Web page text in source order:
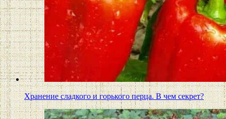
Хранение сладкого и горького перца. В чем секрет?